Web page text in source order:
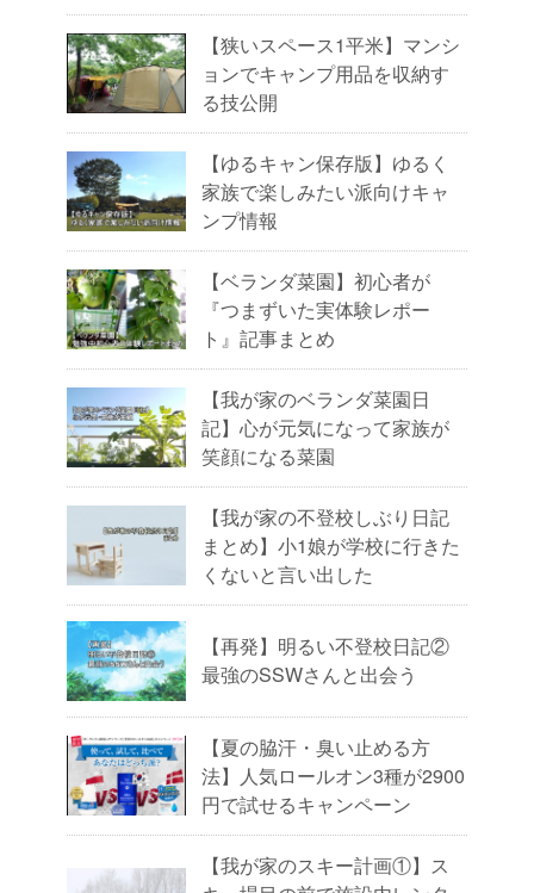
【狭いスペース1平米】マンシ
ョンでキャンプ用品を収納す
る技公開
【ゆるキャン保存版】ゆるく
家族で楽しみたい派向けキャ
ンプ情報
【ベランダ菜園】初心者が
『つまずいた実体験レポー
ト』記事まとめ
【我が家のベランダ菜園日
記】心が元気になって家族が
笑顔になる菜園
【我が家の不登校しぶり日記
まとめ】小1娘が学校に行きた
くないと言い出した
【再発】明るい不登校日記②
最強のSSWさんと出会う
【夏の脇汗・臭い止める方
法】人気ロールオン3種が2900
円で試せるキャンペーン
【我が家のスキー計画①】ス